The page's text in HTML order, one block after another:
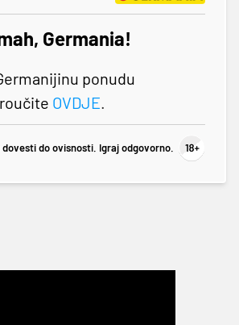
Germania!
ponudu
OVDJE.
dovesti do ovisnosti. Igraj odgovorno.